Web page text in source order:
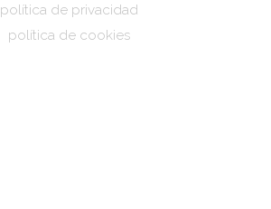
política de privacidad
política de cookies